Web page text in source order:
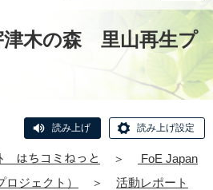
津木の森 里山再生プ
読み上げ 読み上げ設定
はちコミねっと ＞
FoE Japan
ジェクト）
＞
活動レポート